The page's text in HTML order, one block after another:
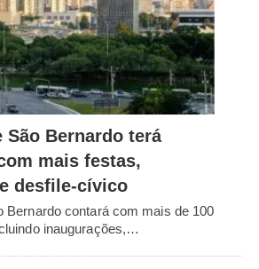
São Bernardo terá
mais festas,
desfile-cívico
Bernardo contará com mais de 100
inaugurações,…